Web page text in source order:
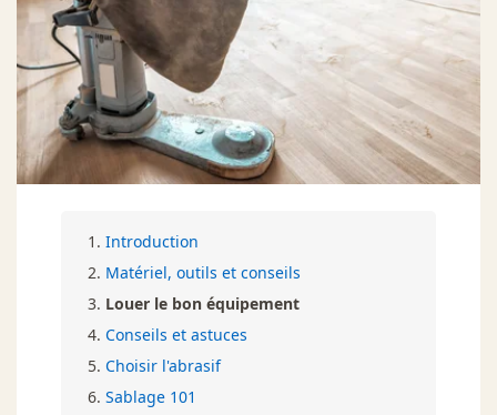
Introduction
Matériel, outils et conseils
Louer le bon équipement
Conseils et astuces
Choisir l'abrasif
Sablage 101